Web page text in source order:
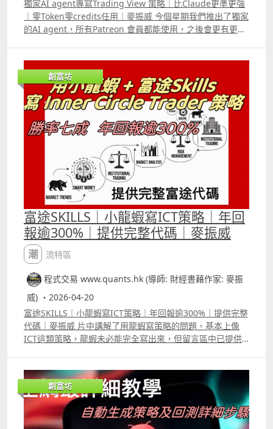
獨家AI agent專寫Trading View 策略｜比Claude更準更強
｜零Token零credits任用｜麥振威 今個星期我們推出了獨家
的AI agent，所有Patreon 會員都能使用，之後會更有更多
強。 其實大家現時用的是通用模型，所以很多機構如律師
行、醫療機構等會再用自己大量的資料庫去再訓練模型。
Claude及其他LLM寫coding能力很強的，但不會特別專長
某一類語法，我們是用了很大量的資料給它再訓練，才能讓
它寫Trading View 的pine script時更加更加準確。 一般通
用模型寫簡單的策略很少錯的，但寫較為複雜的策略就會有
很多error，或者新手難以發現的邏輯錯誤，有些新手以為
backtest 時看到沒有語法error便有問題，但其實整段代碼
寫出來的結果已經與原本所想的完全不同。 有些情況以為沒
有入市訊號，其實就像片中的例子一樣，Claude在寫
coding時犯了很多錯誤，才會令本來有很多入市訊號的策略
變成「零」入市機會。 目前推出的是1.0版本，月底會再推
出1.5版本，大家用這個AI agent自組指標及優化策略，而
且還有一個很實用的功能會下周公佈。 而6月底我們會推出
2.0版本，屆時這個AI agent可以讓大家用「人話」寫富途
三套語法，包括富途寫指標的麥語言、富途量化交易平台的
python語法，及富途Open API語法，而且可以要求AI
agent將寫好的Trading View策略或富途代碼隨時互換。
創富坊
富途SKILLS｜小龍蝦寫ICT策略｜年回
報逾300%｜提供完整代碼｜麥振威
潮流特區
程式交易 www.quants.hk (導師: 財經書藉作家: 麥振
威) ・2026-04-20
富途SKILLS｜小龍蝦寫ICT策略｜年回報逾300%｜提供完整
代碼｜麥振威 片中講解了用龍蝦寫策略的問題，基本上像
ICT這類策略，龍蝦未必能完全寫出來，但留言區中已提供
提高。 ICT是近年最熱門的交易策略，片中將ICT策略的原理
轉化做用5分鐘圖daytrade的版本，並分別將策略交易「單
一股票」及同時觀察3隻股票的訊號，兩者的回報可以看到
相差很大。這種單策略交易多隻股份的倉位模式也可以先教
創富坊